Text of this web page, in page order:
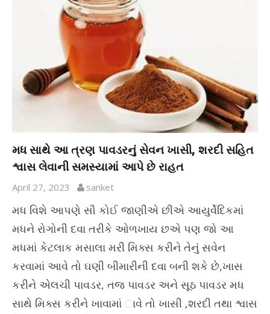
મધ સાથે આ ત્રણ પાવડરનું સેવન ખાસી, શરદી સહિત
શ્વાસ લેવાની સમસ્યામાં આપે છે રાહત
April 27, 2023 sanket
મધ વિશે આપણે સૌ કોઈ જાણીએ છીએ આયુર્વેદિકમાં
મધને રોગોની દવા તરીકે ઓળખાય છએ પણ જો આ
મધમાં કેટલાક મસાલા મરી મિક્સ કરીને તેનું સવેન
કરવામાં આવે તો ઘણી બીમારીની દવા બની શકે છે,ખાસ
કરીને એલચી પાવડર, તજ પાવડર અને સૂઠ પાવડર મધ
સાથે મિક્સ કરીને ખાવામાં ાવે તો ખાસી ,શરદી તથા શ્વાસ